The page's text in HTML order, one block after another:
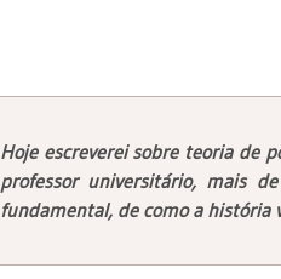
Hoje escreverei sobre teoria de
professor universitário, mais
fundamental, de como a história